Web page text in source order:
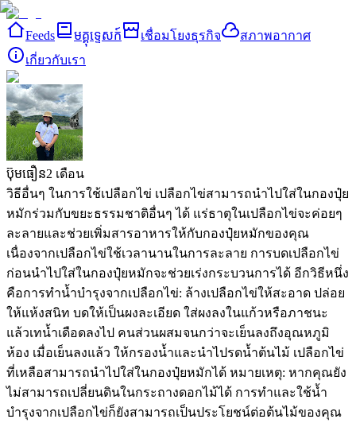
Feeds មគ្គុទ្ទេសក៍ เชื่อมโยงธุรกิจ
สภาพอากาศ
เกี่ยวกับเรา
ប៊ុមធឿន2 เดือน
วิธีอื่นๆ ในการใช้เปลือกไข่ เปลือกไข่สามารถนำไปใส่ในกองปุ๋ย
หมักร่วมกับขยะธรรมชาติอื่นๆ ได้ แร่ธาตุในเปลือกไข่จะค่อยๆ
ละลายและช่วยเพิ่มสารอาหารให้กับกองปุ๋ยหมักของคุณ
เนื่องจากเปลือกไข่ใช้เวลานานในการละลาย การบดเปลือกไข่
ก่อนนำไปใส่ในกองปุ๋ยหมักจะช่วยเร่งกระบวนการได้ อีกวิธีหนึ่ง
คือการทำน้ำบำรุงจากเปลือกไข่: ล้างเปลือกไข่ให้สะอาด ปล่อย
ให้แห้งสนิท บดให้เป็นผงละเอียด ใส่ผงลงในแก้วหรือภาชนะ
แล้วเทน้ำเดือดลงไป คนส่วนผสมจนกว่าจะเย็นลงถึงอุณหภูมิ
ห้อง เมื่อเย็นลงแล้ว ให้กรองน้ำและนำไปรดน้ำต้นไม้ เปลือกไข่
ที่เหลือสามารถนำไปใส่ในกองปุ๋ยหมักได้ หมายเหตุ: หากคุณยัง
ไม่สามารถเปลี่ยนดินในกระถางดอกไม้ได้ การทำและใช้น้ำ
บำรุงจากเปลือกไข่ก็ยังสามารถเป็นประโยชน์ต่อต้นไม้ของคุณ